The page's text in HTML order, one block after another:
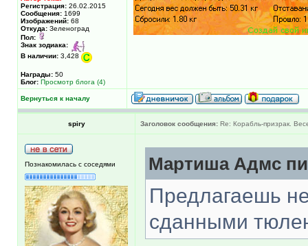
Регистрация: 26.02.2015
Сообщения: 1699
Изображений: 68
Откуда: Зеленоград
Пол:
Знак зодиака:
В наличии: 3,428
Награды: 50
Блог: Просмотр блога (4)
Вернуться к началу
spiry Заголовок сообщения: Re: Корабль-призрак.
Познакомилась с соседями Мартиша Адмс
Предлагаешь
сданными